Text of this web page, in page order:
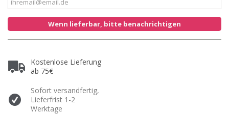
Wenn lieferbar, bitte benachrichtigen
Kostenlose Lieferung
ab 75€
Sofort versandfertig,
Lieferfrist 1-2
Werktage